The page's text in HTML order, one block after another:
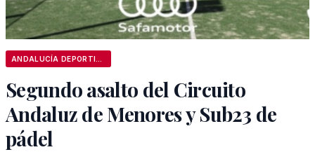
Segundo asalto del Circuito
Andaluz de Menores y Sub23 de
pádel